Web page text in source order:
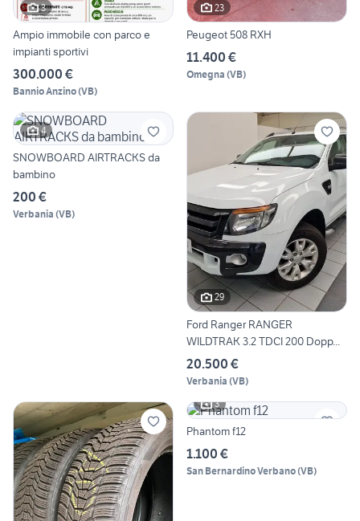
3
Ampio immobile con parco e
impianti sportivi
300.000 €
Bannio Anzino(VB)
23
Peugeot 508 RXH
11.400 €
Omegna (VB)
4
SNOWBOARD AIRTRACKS da
bambino
200 €
Verbania (VB)
29
Ford Ranger RANGER
WILDTRAK 3.2 TDCI 200 Dopp...
20.500 €
Verbania (VB)
3
Phantom f12
1.100 €
San Bernardino Verbano(VB)